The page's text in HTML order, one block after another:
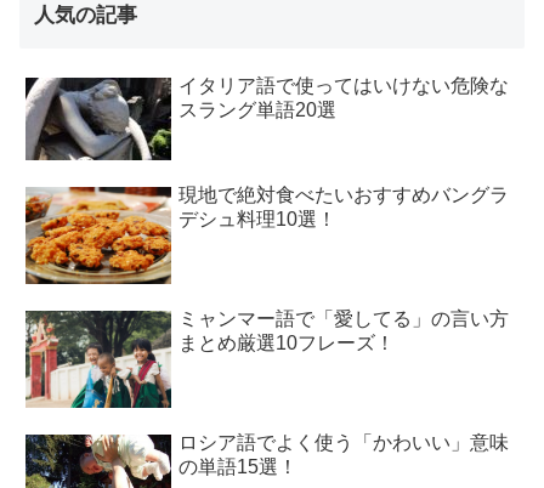
人気の記事
イタリア語で使ってはいけない危険な
スラング単語20選
現地で絶対食べたいおすすめバングラ
デシュ料理10選！
ミャンマー語で「愛してる」の言い方
まとめ厳選10フレーズ！
ロシア語でよく使う「かわいい」意味
の単語15選！